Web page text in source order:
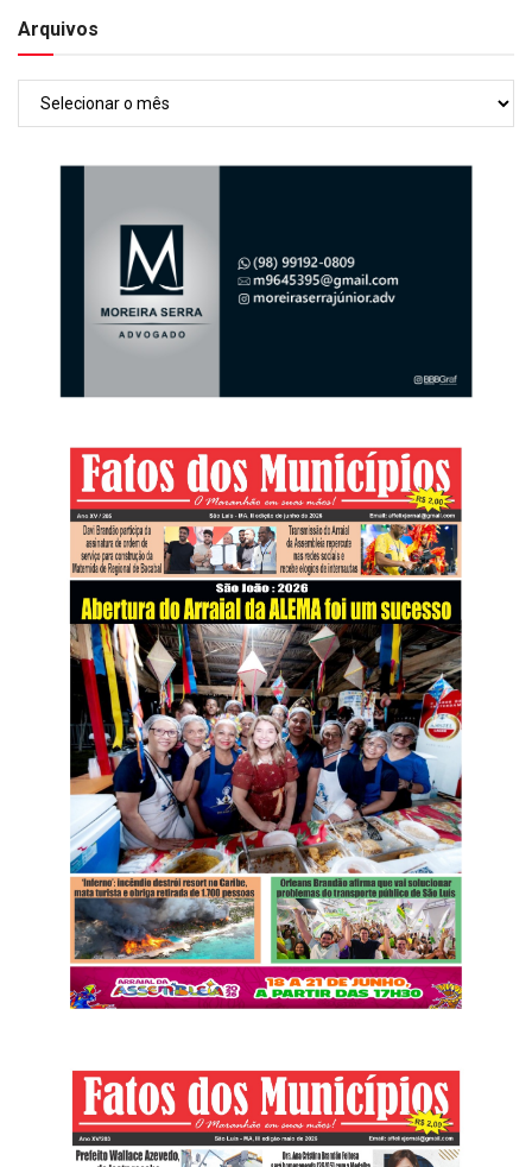
Arquivos
Arquivos